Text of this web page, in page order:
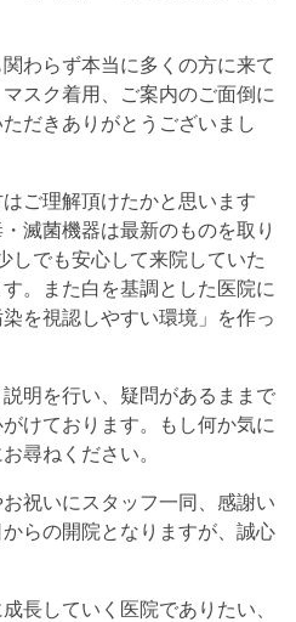
わらず本当に多くの方に来て
スク着用、ご案内のご面倒に
だきありがとうございまし
ご理解頂けたかと思います
滅菌機器は最新のものを取り
しでも安心して来院していた
。また白を基調とした医院に
を視認しやすい環境」を作っ
明を行い、疑問があるままで
けております。もし何か気に
尋ねください。
祝いにスタッフ一同、感謝い
らの開院となりますが、誠心
長していく医院でありたい、